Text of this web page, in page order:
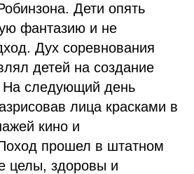
Дети опять
фантазию и не
Дух соревнования
детей на создание
На следующий день
лица красками в
кино и
прошел в штатном
целы, здоровы и